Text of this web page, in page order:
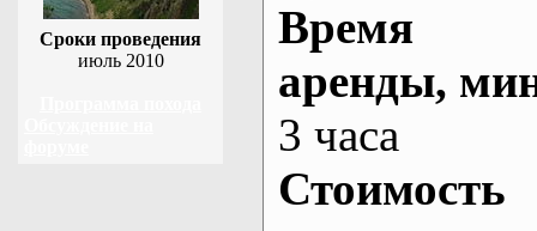
Сроки проведения
июль 2010
Время
аренды,
3 часа
Стоимость